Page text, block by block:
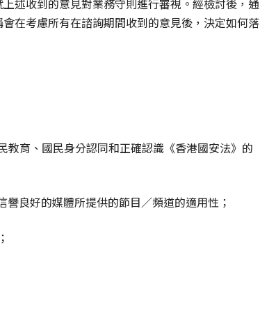
述收到的意見對業務守則進行審視。經檢討後，通
在考慮所有在諮詢期間收到的意見後，決定如何落
教育、國民身分認同和正確認識《香港國安法》的
良好的媒體所提供的節目／頻道的適用性；